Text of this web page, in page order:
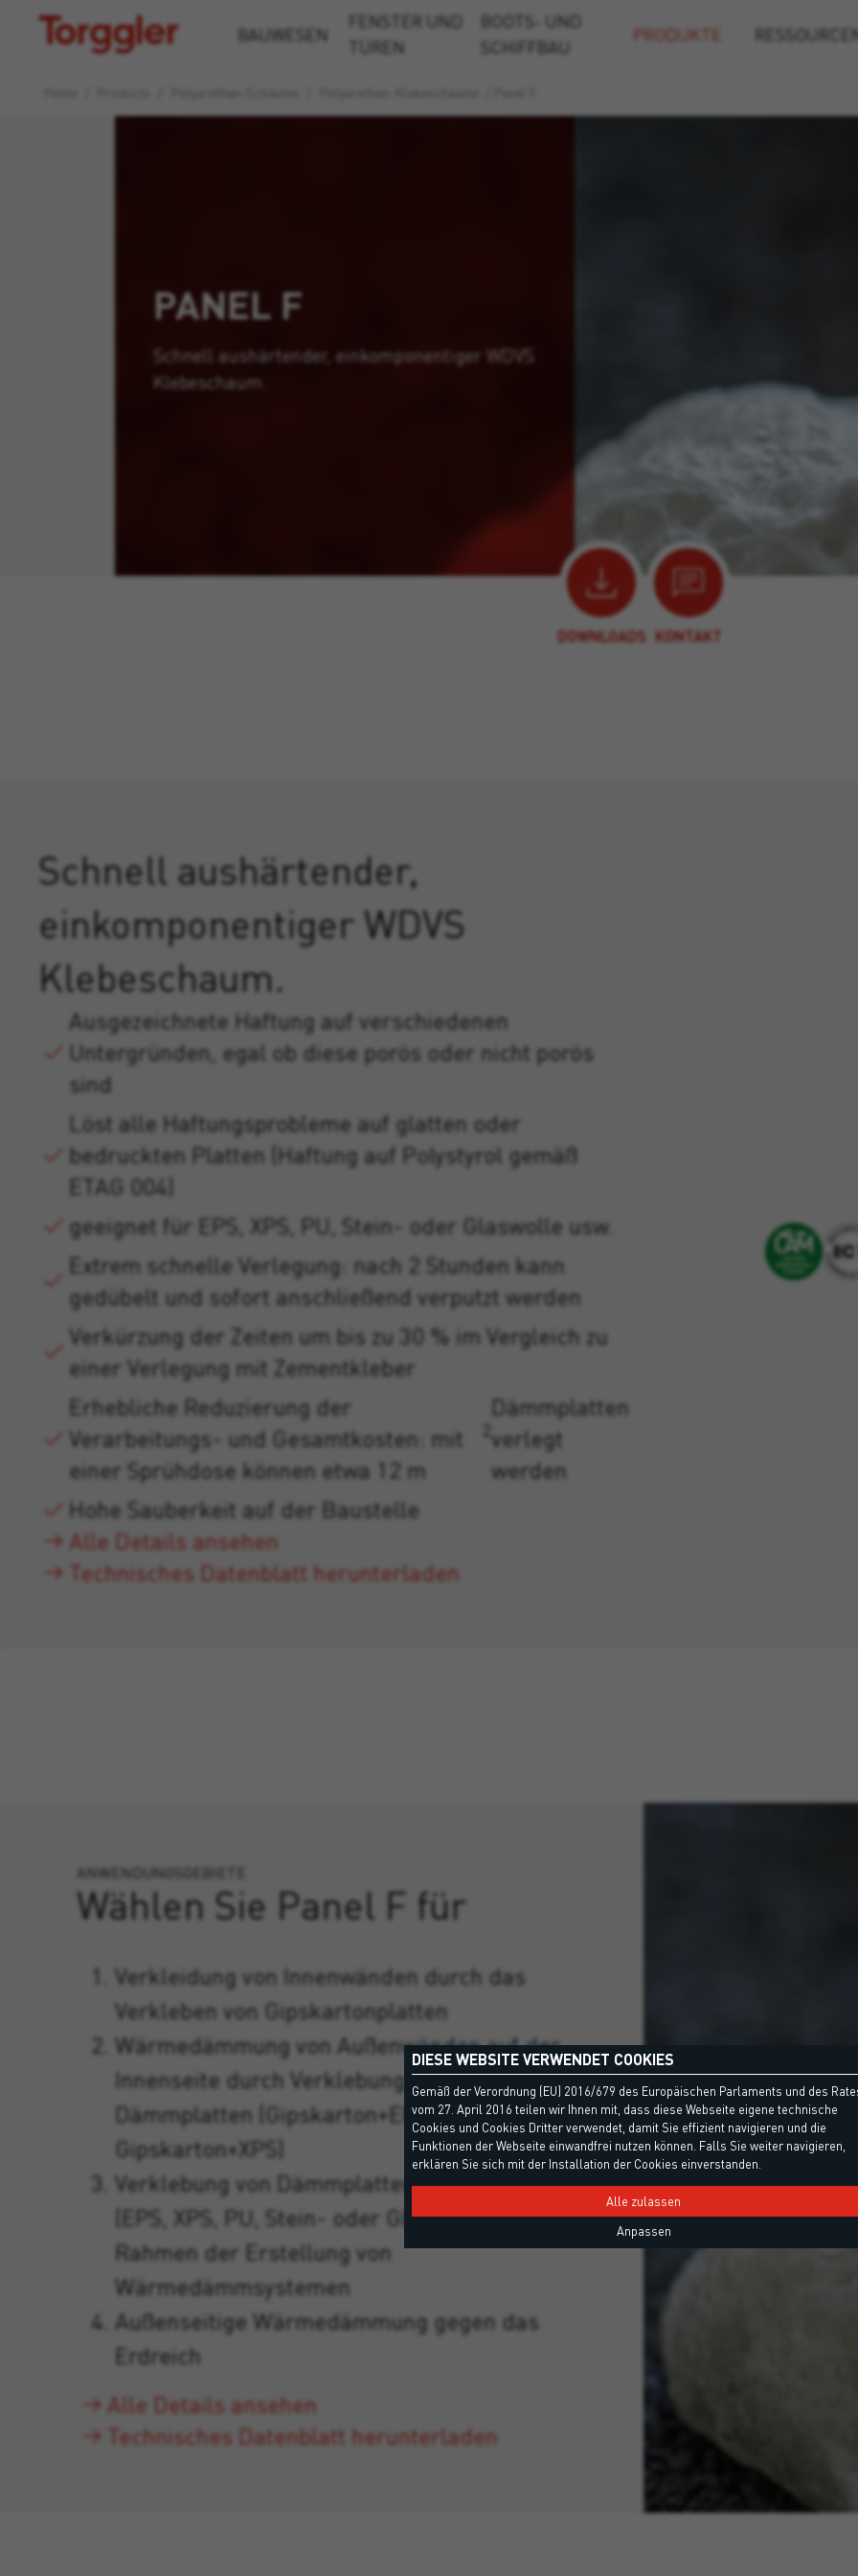
Torggler BAUWESEN
FENSTER UND
TÜREN
BOOTS- UND
SCHIFFBAU
PRODUKTE
PANEL F
Schnell aushärtender, einkomponentiger WDVS
Klebeschaum.
DOWNLOADS KONTAKT
Schnell aushärtender,
einkomponentiger WDVS
Klebeschaum.
Ausgezeichnete Haftung auf verschiedenen
Untergründen, egal ob diese porös oder nicht porös
sind
Löst alle Haftungsprobleme auf glatten oder
bedruckten Platten (Haftung auf Polystyrol gemäß
ETAG 004)
geeignet für EPS, XPS, PU, Stein- oder Glaswolle usw.
Extrem schnelle Verlegung: nach 2 Stunden kann
gedübelt und sofort anschließend verputzt werden
Verkürzung der Zeiten um bis zu 30 % im Vergleich zu
einer Verlegung mit Zementkleber
Erhebliche Reduzierung der
Verarbeitungs- und Gesamtkosten: mit
einer Sprühdose können etwa 12 m
Dämmplatten
verlegt
werden
Hohe Sauberkeit auf der Baustelle
Alle Details ansehen
Technisches Datenblatt herunterladen
ANWENDUNGSGEBIETE
Wählen Sie Panel F für
Verkleidung von Innenwänden durch das
Verkleben von Gipskartonplatten
Wärmedämmung von Außenwänden auf der
Innenseite durch Verklebung aufkaschierter
Dämmplatten (Gipskarton+EPS oder
Gipskarton+XPS)
Verklebung von Dämmplatten verschiedener Art
(EPS, XPS, PU, Stein- oder Glaswolle usw.) im
Rahmen der Erstellung von
Wärmedämmsystemen
Außenseitige Wärmedämmung gegen das
Erdreich
Alle Details ansehen
Technisches Datenblatt herunterladen
DIESE WEBSITE VERWENDET COOKIES
Gemäß der Verordnung (EU) 2016/679 des Europäischen Parlaments und des
vom 27. April 2016 teilen wir Ihnen mit, dass diese Webseite eigene technische
Cookies und Cookies Dritter verwendet, damit Sie effizient navigieren und die
Funktionen der Webseite einwandfrei nutzen können. Falls Sie weiter navigieren,
erklären Sie sich mit der Installation der Cookies einverstanden.
Alle zulassen
Anpassen